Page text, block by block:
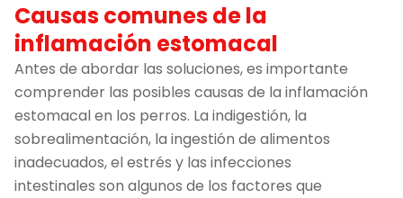
Causas comunes de la
inflamación estomacal
Antes de abordar las soluciones, es importante
comprender las posibles causas de la inflamación
estomacal en los perros. La indigestión, la
sobrealimentación, la ingestión de alimentos
inadecuados, el estrés y las infecciones
intestinales son algunos de los factores que